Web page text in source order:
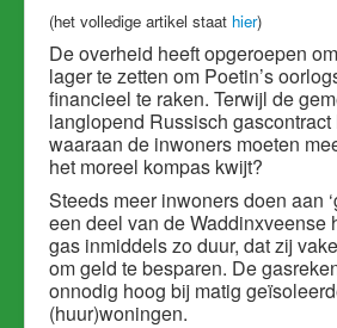
(het volledige artikel staat hier)
De overheid heeft opgeroepen
lager te zetten om Poetin’s
financieel te raken. Terwijl de
langlopend Russisch gascontract
waaraan de inwoners moeten
het moreel kompas kwijt?
Steeds meer inwoners doen aan
een deel van de Waddinxveense
gas inmiddels zo duur, dat zij
om geld te besparen. De
onnodig hoog bij matig
(huur)woningen.